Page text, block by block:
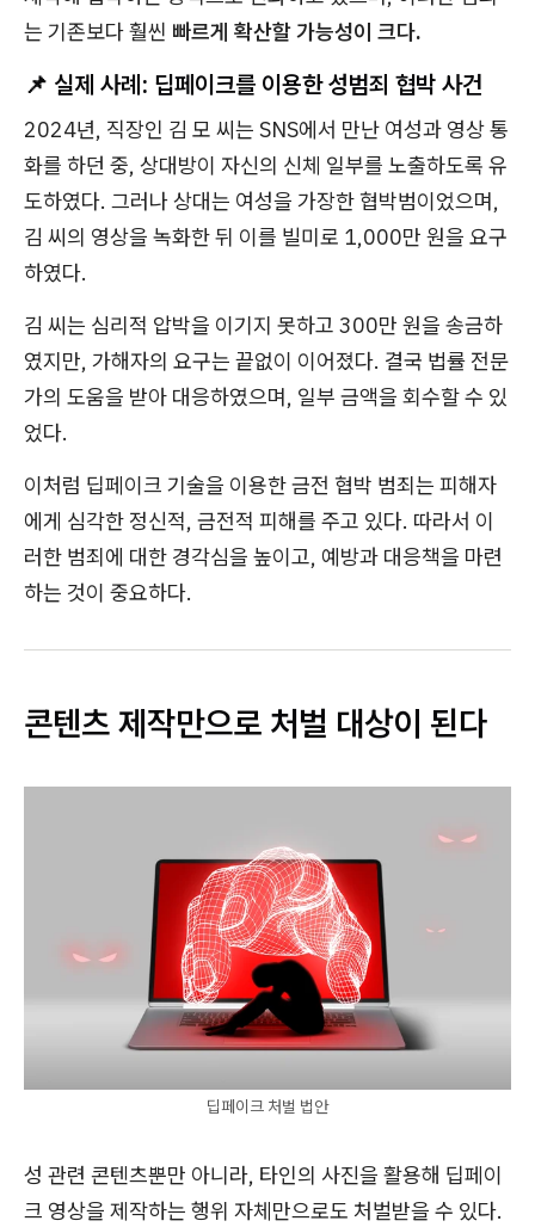
는 기존보다 훨씬 빠르게 확산할 가능성이 크다.
📌 실제 사례: 딥페이크를 이용한 성범죄 협박 사건
2024년, 직장인 김 모 씨는 SNS에서 만난 여성과 영상 통
화를 하던 중, 상대방이 자신의 신체 일부를 노출하도록 유
도하였다. 그러나 상대는 여성을 가장한 협박범이었으며,
김 씨의 영상을 녹화한 뒤 이를 빌미로 1,000만 원을 요구
하였다.
김 씨는 심리적 압박을 이기지 못하고 300만 원을 송금하
였지만, 가해자의 요구는 끝없이 이어졌다. 결국 법률 전문
가의 도움을 받아 대응하였으며, 일부 금액을 회수할 수 있
었다.
이처럼 딥페이크 기술을 이용한 금전 협박 범죄는 피해자
에게 심각한 정신적, 금전적 피해를 주고 있다. 따라서 이
러한 범죄에 대한 경각심을 높이고, 예방과 대응책을 마련
하는 것이 중요하다.
콘텐츠 제작만으로 처벌 대상이 된다
딥페이크 처벌 법안
성 관련 콘텐츠뿐만 아니라, 타인의 사진을 활용해 딥페이
크 영상을 제작하는 행위 자체만으로도 처벌받을 수 있다.